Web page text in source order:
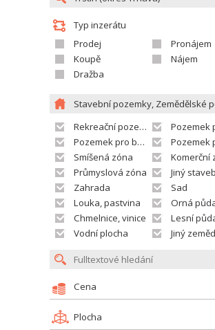
Typ inzerátu
Prodej
Pronájem
Koupě
Nájem
Dražba
Stavební pozemky, Zemědělské
Rekreační pozemek
Pozemek pro
Pozemek pro bytovou výstavbu
Pozemek pro
Smíšená zóna
Komerční
Průmyslová zóna
Jiný stavební
Zahrada
Sad
Louka, pastvina
Orná
Chmelnice, vinice
Lesní
Vodní plocha
Jiný zemědělský
Cena
Plocha